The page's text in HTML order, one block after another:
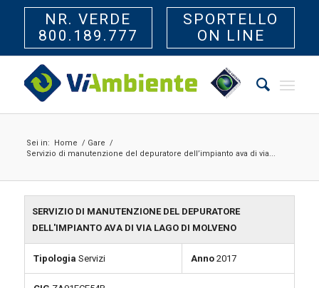
NR. VERDE
800.189.777
SPORTELLO
ON LINE
Sei in: Home / Gare /
Servizio di manutenzione del depuratore dell’impianto ava di via...
SERVIZIO DI MANUTENZIONE DEL DEPURATORE
DELL'IMPIANTO AVA DI VIA LAGO DI MOLVENO
Tipologia Servizi Anno2017